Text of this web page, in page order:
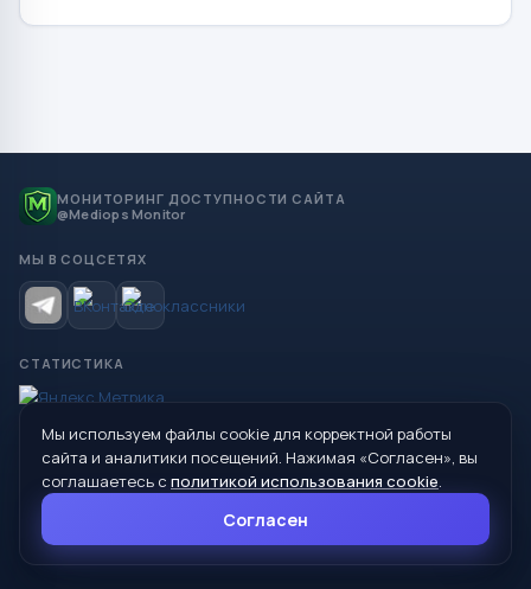
МОНИТОРИНГ ДОСТУПНОСТИ САЙТА
@Mediops Monitor
МЫ В СОЦСЕТЯХ
СТАТИСТИКА
© 2026 Управление образования Администрации МО
Сухой Лог
624800, Свердловская область, г. Сухой Лог, ул. Кирова, дом 7
8 (34373) 4-33-85
Мы используем файлы cookie для корректной работы
сайта и аналитики посещений. Нажимая «Согласен», вы
соглашаетесь с политикой использования cookie.
Согласен